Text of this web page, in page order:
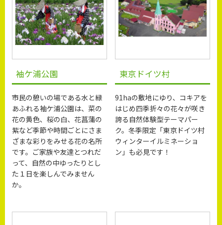
袖ケ浦公園
市民の憩いの場である水と緑
あふれる袖ケ浦公園は、菜の
花の黄色、桜の白、花菖蒲の
紫など季節や時間ごとにさま
ざまな彩りをみせる花の名所
です。ご家族や友達とつれだ
って、自然の中ゆったりとし
た１日を楽しんでみません
か。
東京ドイツ村
91haの敷地にゆり、コキアを
はじめ四季折々の花々が咲き
誇る自然体験型テーマパー
ク。冬季限定「東京ドイツ村
ウィンターイルミネーショ
ン」も必見です！